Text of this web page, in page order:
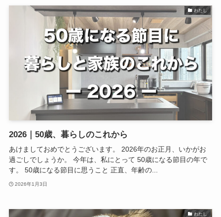
わたし
2026｜50歳、暮らしのこれから
あけましておめでとうございます。 2026年のお正月、いかがお
過ごしでしょうか。 今年は、私にとって 50歳になる節目の年で
す。 50歳になる節目に思うこと 正直、年齢の...
2026年1月3日
わたし